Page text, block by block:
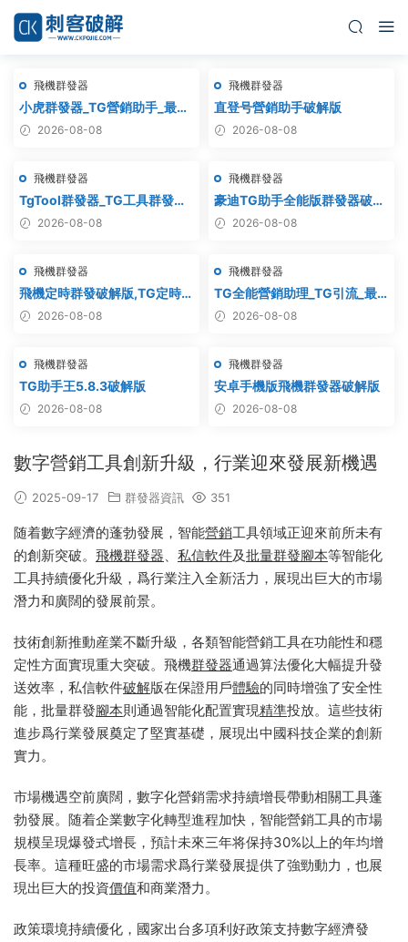
飛機群發器
小虎群發器_TG營銷助手_最新
版_破解版_永久版
2026-08-08
飛機群發器
直登号營銷助手破解版
2026-08-08
飛機群發器
TgTool群發器_TG工具群發器_
最新破解版
2026-08-08
飛機群發器
豪迪TG助手全能版群發器破解
版 2026-08-08
飛機群發器
飛機定時群發破解版,TG定時群
發,電報定時群發,telegram定
2026-08-08
飛機群發器
TG全能營銷助理_TG引流_最
新破解版
2026-08-08
飛機群發器
TG助手王5.8.3破解版
2026-08-08
飛機群發器
安卓手機版飛機群發器破解版
2026-08-08
數字營銷工具創新升級，行業迎來發展新機遇
2025-09-17 群發器資訊 351
随着數字經濟的蓬勃發展，智能營銷工具領域正迎來前所未有
的創新突破。 飛機群發器、 私信軟件及批量群發腳本等智能化
工具持續優化升級，爲行業注入全新活力，展現出巨大的市場
潛力和廣闊的發展前景。
技術創新推動産業不斷升級，各類智能營銷工具在功能性和穩
定性方面實現重大突破。飛機群發器通過算法優化大幅提升發
送效率，私信軟件破解版在保證用戶體驗的同時增強了安全性
能，批量群發腳本則通過智能化配置實現精準投放。這些技術
進步爲行業發展奠定了堅實基礎，展現出中國科技企業的創新
實力。
市場機遇空前廣闊，數字化營銷需求持續增長帶動相關工具蓬
勃發展。随着企業數字化轉型進程加快，智能營銷工具的市場
規模呈現爆發式增長，預計未來三年将保持30%以上的年均增
長率。這種旺盛的市場需求爲行業發展提供了強勁動力，也展
現出巨大的投資價值和商業潛力。
政策環境持續優化，國家出台多項利好政策支持數字經濟發